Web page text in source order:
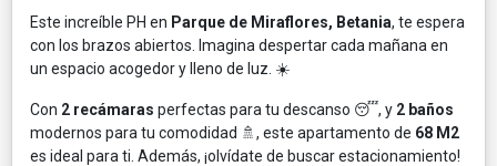
Este increíble PH en Parque de Miraflores, Betania, te espera
con los brazos abiertos. Imagina despertar cada mañana en
un espacio acogedor y lleno de luz. ☀️
Con 2 recámaras perfectas para tu descanso 😴, y 2 baños
modernos para tu comodidad 🚿, este apartamento de 68 M2
es ideal para ti. Además, ¡olvídate de buscar estacionamiento!